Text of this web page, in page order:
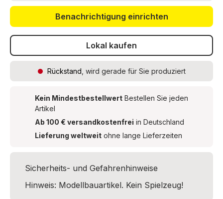
Benachrichtigung einrichten
Lokal kaufen
Rückstand , wird gerade für Sie produziert
Kein Mindestbestellwert Bestellen Sie jeden
Artikel
Ab 100 € versandkostenfrei in Deutschland
Lieferung weltweit ohne lange Lieferzeiten
Sicherheits- und Gefahrenhinweise
Hinweis: Modellbauartikel. Kein Spielzeug!